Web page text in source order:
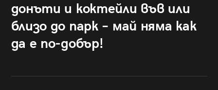
донъти и коктейли във или
близо до парк – май няма как
да е по-добър!